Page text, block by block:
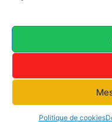
Politique de cookies
© 2025 altermidi.org - Les
Conditions générales